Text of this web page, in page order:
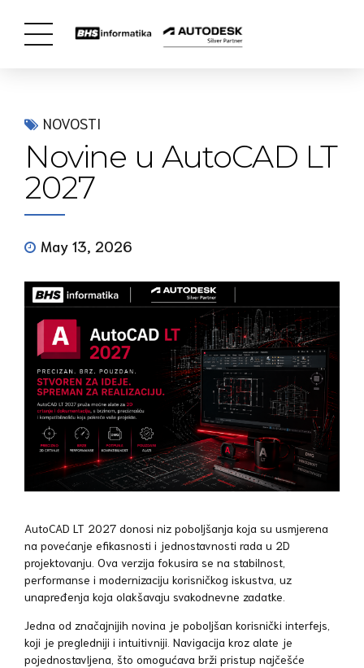
NOVOSTI
Novine u AutoCAD LT
2027
May 13, 2026
AutoCAD LT 2027 donosi niz poboljšanja koja su usmjerena
na povećanje efikasnosti i jednostavnosti rada u 2D
projektovanju. Ova verzija fokusira se na stabilnost,
performanse i modernizaciju korisničkog iskustva, uz
unapređenja koja olakšavaju svakodnevne zadatke.
Jedna od značajnijih novina je poboljšan korisnički interfejs,
koji je pregledniji i intuitivniji. Navigacija kroz alate je
pojednostavljena, što omogućava brži pristup najčešće